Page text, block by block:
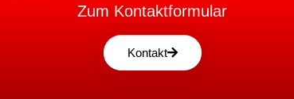
Zum Kontaktformular
Kontakt